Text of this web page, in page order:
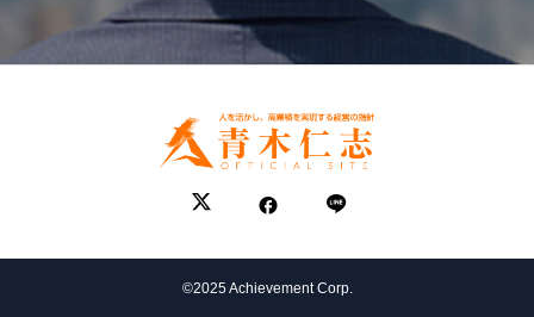
©2025 Achievement Corp.